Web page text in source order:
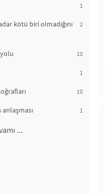
1
kötü biri olmadığını
2
10
1
10
1
...